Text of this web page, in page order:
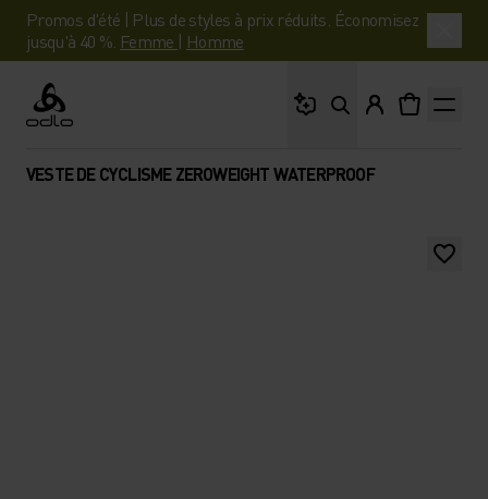
Promos d'été | Plus de styles à prix réduits. Économisez
jusqu'à 40 %. Femme | Homme
Odlo
VESTE DE CYCLISME ZEROWEIGHT WATERPROOF